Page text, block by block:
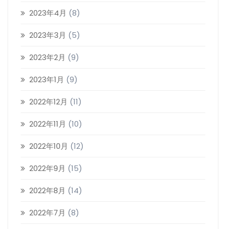
2023年4月 (8)
2023年3月 (5)
2023年2月 (9)
2023年1月 (9)
2022年12月 (11)
2022年11月 (10)
2022年10月 (12)
2022年9月 (15)
2022年8月 (14)
2022年7月 (8)